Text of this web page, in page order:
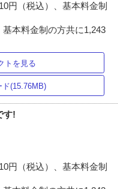
円（税込）、基本料金制
本料金制の方共に1,243
トを見る
(15.76MB)
す!
円（税込）、基本料金制